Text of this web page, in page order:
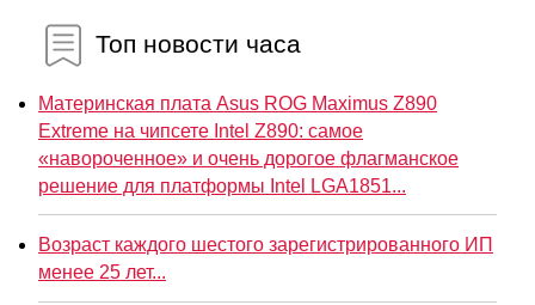
Топ новости часа
Материнская плата Asus ROG Maximus Z890
Extreme на чипсете Intel Z890: самое
«навороченное» и очень дорогое флагманское
решение для платформы Intel LGA1851...
Возраст каждого шестого зарегистрированного ИП
менее 25 лет...